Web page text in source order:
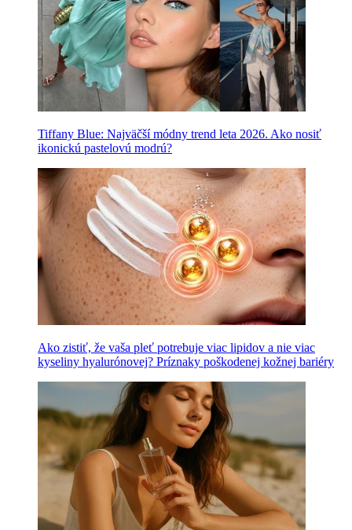
Tiffany Blue: Najväčší módny trend leta 2026. Ako nosiť
ikonickú pastelovú modrú?
Ako zistiť, že vaša pleť potrebuje viac lipidov a nie viac
kyseliny hyalurónovej? Príznaky poškodenej kožnej bariéry